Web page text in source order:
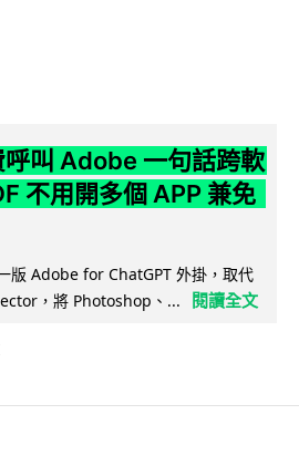
叫 Adobe 一句話跨軟
不用開多個 APP 兼免
版 Adobe for ChatGPT 外掛，取代
，將 Photoshop、...
閱讀全文